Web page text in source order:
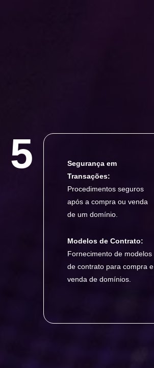
5
Segurança em
Transações:
Procedimentos seguros
após a compra ou venda
de um domínio.
Modelos de Contrato:
Fornecimento de modelos
de contrato para compra e
venda de domínios.